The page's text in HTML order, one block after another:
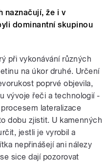
naznačují, že i v
dominantní skupinou
při vykonávání různých
na úkor druhé. Určení
poprvé objevila,
vývoje řeči a technologií -
lateralizace
dobu zjistit. U kamenných
jestli je vyrobil a
nepřinášejí ani nálezy
sice dají pozorovat